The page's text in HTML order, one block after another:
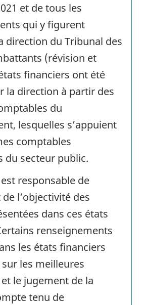
et de tous les
qui y figurent
direction du Tribunal des
(révision et
financiers ont été
la direction à partir des
du
lesquelles s’appuient
comptables
du secteur public.
responsable de
l’objectivité des
dans ces états
renseignements
les états financiers
les meilleures
le jugement de la
tenu de